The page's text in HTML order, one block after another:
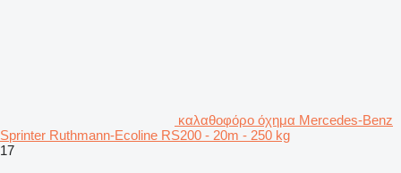
καλαθοφόρο όχημα Mercedes-Benz
Sprinter Ruthmann-Ecoline RS200 - 20m - 250 kg
17